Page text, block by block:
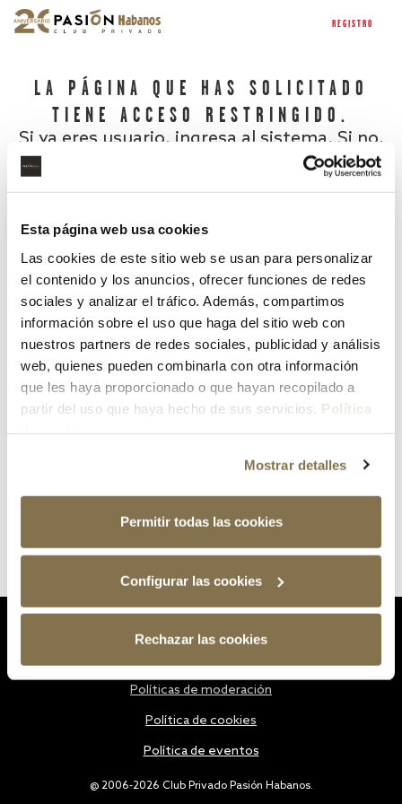
Esta página web usa cookies
Las cookies de este sitio web se usan para personalizar
el contenido y los anuncios, ofrecer funciones de redes
sociales y analizar el tráfico. Además, compartimos
información sobre el uso que haga del sitio web con
nuestros partners de redes sociales, publicidad y análisis
web, quienes pueden combinarla con otra información
que les haya proporcionado o que hayan recopilado a
partir del uso que haya hecho de sus servicios. Política
Mostrar detalles
Permitir todas las cookies
Configurar las cookies
Rechazar las cookies
REGISTRO
LA PÁGINA QUE HAS SOLICITADO
TIENE ACCESO RESTRINGIDO.
Si ya eres usuario, ingresa al sistema. Si no,
¿Has olvidado tu contraseña?
@ 2006-2026 Club Privado Pasión Habanos.
Políticas de moderación
Política de cookies
Política de eventos